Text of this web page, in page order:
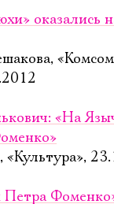
оказались
«На
Петра